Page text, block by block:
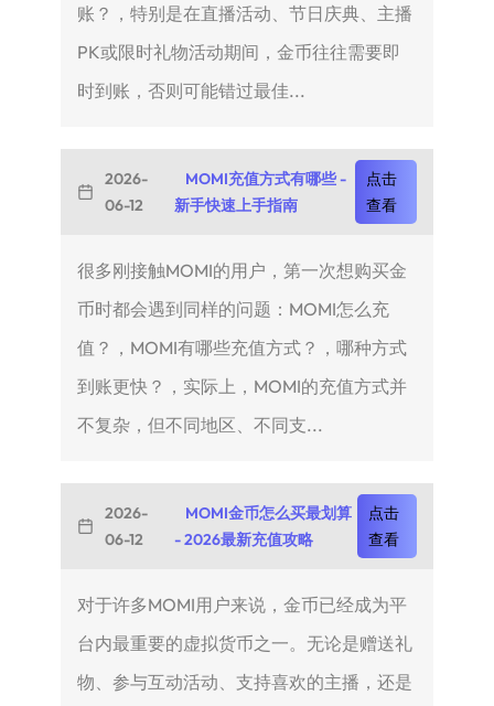
账？，特别是在直播活动、节日庆典、主播
PK或限时礼物活动期间，金币往往需要即
时到账，否则可能错过最佳...
2026-
06-12
MOMI充值方式有哪些 -
新手快速上手指南
点击
查看
很多刚接触MOMI的用户，第一次想购买金
币时都会遇到同样的问题：MOMI怎么充
值？，MOMI有哪些充值方式？，哪种方式
到账更快？，实际上，MOMI的充值方式并
不复杂，但不同地区、不同支...
2026-
06-12
MOMI金币怎么买最划算
- 2026最新充值攻略
点击
查看
对于许多MOMI用户来说，金币已经成为平
台内最重要的虚拟货币之一。无论是赠送礼
物、参与互动活动、支持喜欢的主播，还是